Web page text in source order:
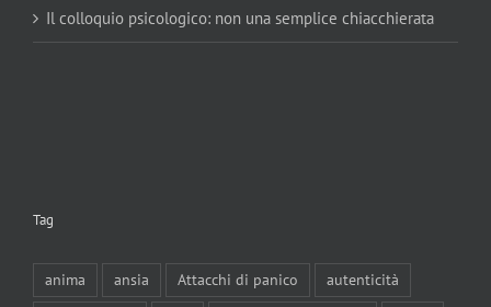
Il colloquio psicologico: non una semplice chiacchierata
Tag
anima ansia Attacchi di panico
autenticità